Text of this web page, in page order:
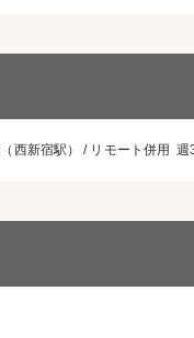
西新宿駅） / リモート併用 週